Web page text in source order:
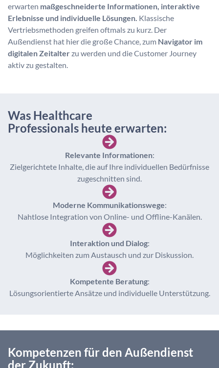
erwarten maßgeschneiderte Informationen, interaktive
Erlebnisse und individuelle Lösungen. Klassische
Vertriebsmethoden greifen oftmals zu kurz. Der
Außendienst hat hier die große Chance, zum Navigator im
digitalen Zeitalterzu werden und die Customer Journey
aktiv zu gestalten.
Was Healthcare
Professionals heute erwarten:
Relevante Informationen:
Zielgerichtete Inhalte, die auf Ihre individuellen Bedürfnisse
zugeschnitten sind.
Moderne Kommunikationswege:
Nahtlose Integration von Online- und Offline-Kanälen.
Interaktion und Dialog:
Möglichkeiten zum Austausch und zur Diskussion.
Kompetente Beratung:
Lösungsorientierte Ansätze und individuelle Unterstützung.
Kompetenzen für den Außendienst
der Zukunft: